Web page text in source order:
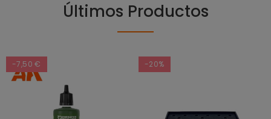
Últimos Productos
-7,50 € -20%